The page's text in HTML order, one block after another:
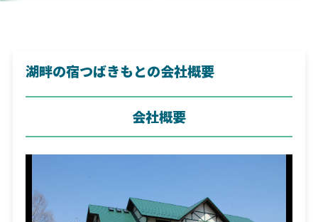
湖畔の宿つばきもとの会社概要
会社概要